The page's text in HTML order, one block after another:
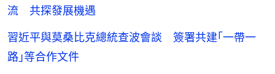
流 共探發展機遇
習近平與莫桑比克總統查波會談 簽署共建｢一帶一
路｣等合作文件